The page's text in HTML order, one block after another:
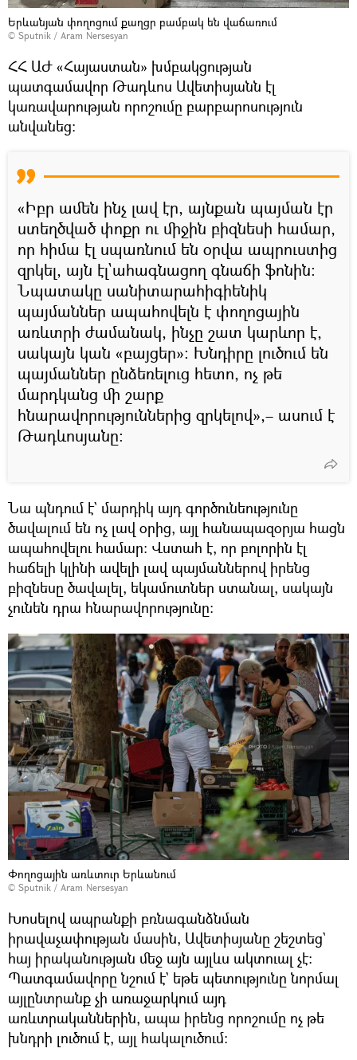
Երևանյան փողոցում քաղցր բամբակ են վաճառում
© Sputnik / Aram Nersesyan
ՀՀ ԱԺ «Հայաստան» խմբակցության
պատգամավոր Թադևոս Ավետիսյանն էլ
կառավարության որոշումը բարբարոսություն
անվանեց։
«Իբր ամեն ինչ լավ էր, այնքան պայման էր
ստեղծված փոքր ու միջին բիզնեսի համար,
որ հիմա էլ սպառնում են օրվա ապրուստից
զրկել, այն էլ`ահագնացող գնաճի ֆոնին։
Նպատակը սանիտարահիգիենիկ
պայմաններ ապահովելն է փողոցային
առևտրի ժամանակ, ինչը շատ կարևոր է,
սակայն կան «բայցեր»։ Խնդիրը լուծում են
պայմաններ ընձեռելուց հետո, ոչ թե
մարդկանց մի շարք
հնարավորություններից զրկելով»,– ասում է
Թադևոսյանը։
Նա պնդում է` մարդիկ այդ գործունեությունը
ծավալում են ոչ լավ օրից, այլ հանապազօրյա հացն
ապահովելու համար։ Վստահ է, որ բոլորին էլ
հաճելի կլինի ավելի լավ պայմաններով իրենց
բիզնեսը ծավալել, եկամուտներ ստանալ, սակայն
չունեն դրա հնարավորությունը։
Փողոցային առևտուր Երևանում
© Sputnik / Aram Nersesyan
Խոսելով ապրանքի բռնագանձնման
իրավաչափության մասին, Ավետիսյանը շեշտեց`
հայ իրականության մեջ այն այլևս ակտուալ չէ։
Պատգամավորը նշում է` եթե պետությունը նորմալ
այլընտրանք չի առաջարկում այդ
առևտրականներին, ապա իրենց որոշումը ոչ թե
խնդրի լուծում է, այլ հակալուծում։